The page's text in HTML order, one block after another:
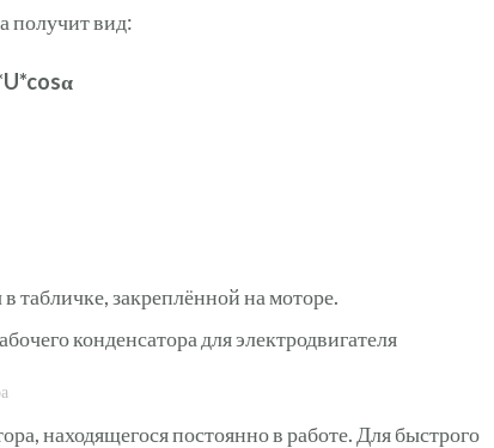
получит вид:
табличке, закреплённой на моторе.
находящегося постоянно в работе. Для быстрого